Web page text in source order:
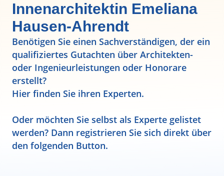
Innenarchitektin Emeliana
Hausen-Ahrendt
Benötigen Sie einen Sachverständigen, der ein
qualifiziertes Gutachten über Architekten-
oder Ingenieurleistungen oder Honorare
erstellt?
Hier finden Sie ihren Experten.
Oder möchten Sie selbst als Experte gelistet
werden? Dann registrieren Sie sich direkt über
den folgenden Button.